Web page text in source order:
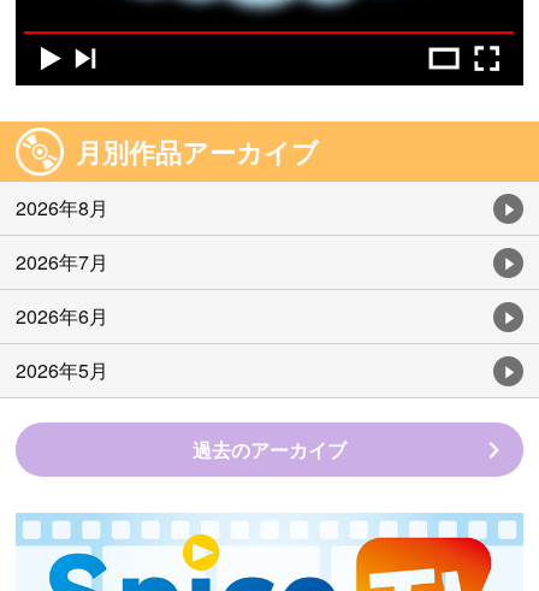
月別作品アーカイブ
2026年8月
2026年7月
2026年6月
2026年5月
過去のアーカイブ